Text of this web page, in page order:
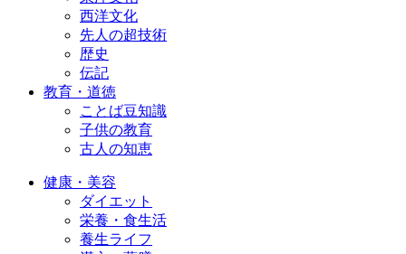
西洋文化
先人の超技術
歴史
伝記
教育・道徳
ことば豆知識
子供の教育
古人の知恵
健康・美容
ダイエット
栄養・食生活
養生ライフ